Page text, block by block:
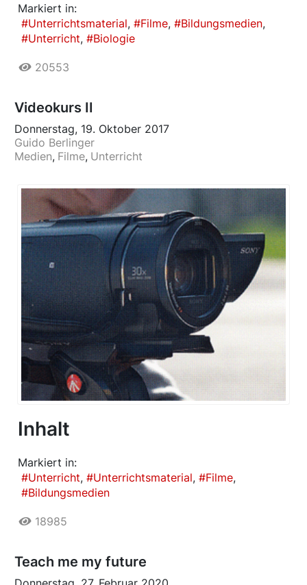
Markiert in:
Unterrichtsmaterial
Filme
Bildungsmedien
Unterricht
Biologie
20553
Videokurs II
Donnerstag, 19. Oktober 2017
Guido Berlinger
Medien Filme Unterricht
Inhalt
Markiert in:
Unterricht
Unterrichtsmaterial
Filme
Bildungsmedien
18985
Teach me my future